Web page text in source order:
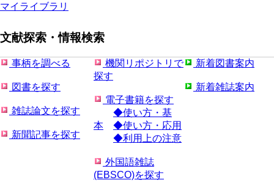
マイライブラリ
文献探索・情報検索
事柄を調べる
図書を探す
雑誌論文を探す
新聞記事を探す
機関リポジトリで
探す
電子書籍を探す
◆使い方・基
本
◆使い方・応用
◆利用上の注意
外国語雑誌
(EBSCO)を探す
新着図書案内
新着雑誌案内